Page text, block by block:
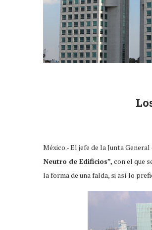
México.- El jefe de la Junta
Neutro de Edificios”, con el que
la forma de una falda, si así lo